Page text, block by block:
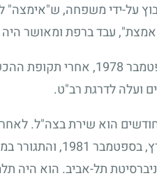
על-ידי משפחה,
עבד ברפת ומאושר היה
1978, אחרי תקופת
ועלה לדרגת רב"ט.
הוא שירת בצה"ל.
בספטמבר 1981, והתגורר
תל-אביב. הוא היה